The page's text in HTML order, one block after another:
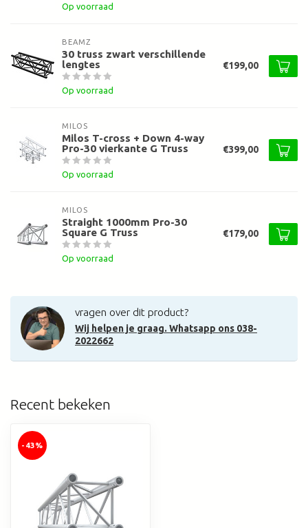
Op voorraad
BEAMZ
30 truss zwart verschillende
lengtes
Op voorraad
€199,00
MILOS
Milos T-cross + Down 4-way
Pro-30 vierkante G Truss
Op voorraad
€399,00
MILOS
Straight 1000mm Pro-30
Square G Truss
Op voorraad
€179,00
vragen over dit product?
Wij helpen je graag. Whatsapp ons 038-
2022662
Recent bekeken
-43%